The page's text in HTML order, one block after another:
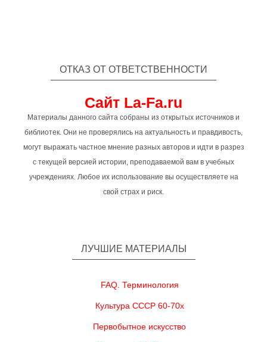
ОТКАЗ ОТ ОТВЕТСТВЕННОСТИ
Сайт La-Fa.ru
Материалы данного сайта собраны из открытых источников и
библиотек. Они не проверялись на актуальность и правдивость,
могут выражать частное мнение разных авторов и идти в разрез
с текущей версией истории, преподаваемой вам в учебных
учреждениях. Любое их использование вы осуществляете на
свой страх и риск.
ЛУЧШИЕ МАТЕРИАЛЫ
FAQ. Терминология
Культура СССР 60-70х
Первобытное искусство